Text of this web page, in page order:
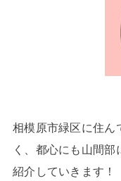
相模原市緑区に住ん
く、都心にも山間
紹介していきます！